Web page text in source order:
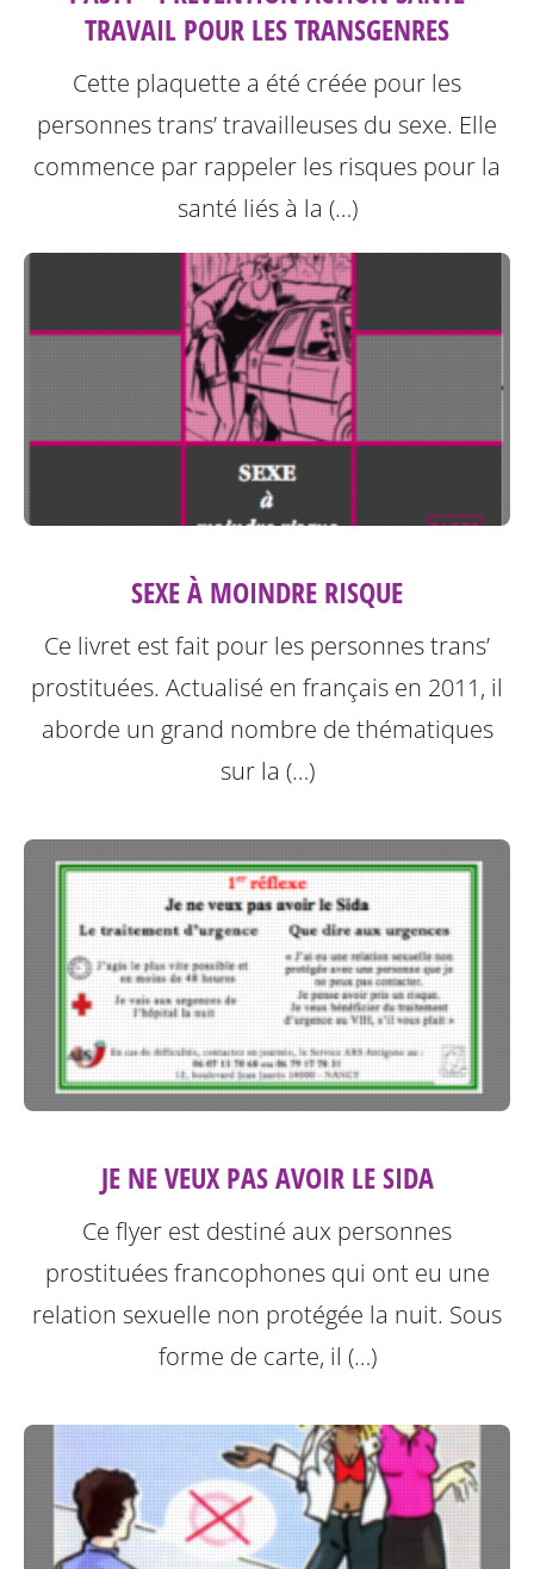
TRAVAIL POUR LES TRANSGENRES
Cette plaquette a été créée pour les
personnes trans’ travailleuses du sexe. Elle
commence par rappeler les risques pour la
santé liés à la (…)
SEXE À MOINDRE RISQUE
Ce livret est fait pour les personnes trans’
prostituées. Actualisé en français en 2011, il
aborde un grand nombre de thématiques
sur la (…)
JE NE VEUX PAS AVOIR LE SIDA
Ce flyer est destiné aux personnes
prostituées francophones qui ont eu une
relation sexuelle non protégée la nuit. Sous
forme de carte, il (…)